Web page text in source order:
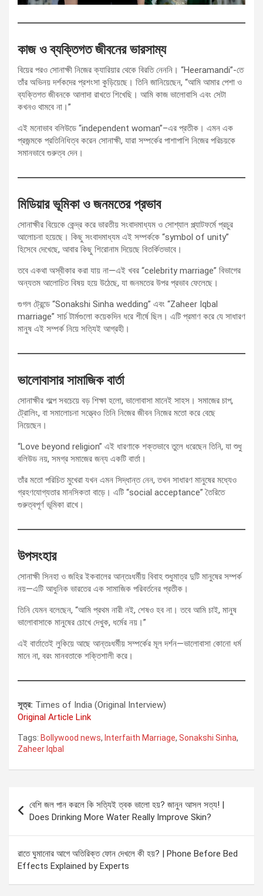
কাজ ও ব্যক্তিগত জীবনের ভারসাম্য
বিয়ের পরও সোনাক্ষী নিজের ক্যারিয়ার থেকে বিরতি নেননি। “Heeramandi”-তে
তাঁর অভিনয় দর্শকদের প্রশংসা কুড়িয়েছে। তিনি জানিয়েছেন, “আমি আমার পেশা ও
ব্যক্তিগত জীবনকে আলাদা রাখতে শিখেছি। আমি কাজ ভালোবাসি এবং সেটা
কখনও থামবে না।”
এই মনোভাব বলিউডে “independent woman”–এর প্রতীক। এমন এক
প্রজন্মকে প্রতিনিধিত্ব করেন সোনাক্ষী, যারা সম্পর্কের পাশাপাশি নিজের পরিচয়কে
সমানভাবে গুরুত্ব দেন।
মিডিয়ার ভূমিকা ও জনমতের প্রভাব
সোনাক্ষীর বিয়েকে কেন্দ্র করে ভারতীয় সংবাদমাধ্যম ও সোশ্যাল প্ল্যাটফর্মে প্রচুর
আলোচনা হয়েছে। কিছু সংবাদমাধ্যম এই সম্পর্ককে “symbol of unity”
হিসেবে দেখেছে, আবার কিছু শিরোনাম দিয়েছে বিতর্কিতভাবে।
তবে একথা অস্বীকার করা যায় না—এই খবর “celebrity marriage” বিভাগের
অন্যতম আলোচিত বিষয় হয়ে উঠেছে, যা জনমতের উপর প্রভাব ফেলেছে।
গুগল ট্রেন্ডে “Sonakshi Sinha wedding” এবং “Zaheer Iqbal
marriage” সার্চ টার্মগুলো কয়েকদিন ধরে শীর্ষে ছিল। এটি প্রমাণ করে যে সাধারণ
মানুষ এই সম্পর্ক নিয়ে সত্যিই আগ্রহী।
ভালোবাসার সামাজিক বার্তা
সোনাক্ষীর গল্পে সবচেয়ে বড় শিক্ষা হলো, ভালোবাসা মানেই সাহস। সমাজের চাপ,
ট্রোলিং, বা সমালোচনা সত্ত্বেও তিনি নিজের জীবন নিজের মতো করে বেছে
নিয়েছেন।
“Love beyond religion” এই ধারণাকে শক্তভাবে তুলে ধরেছেন তিনি, যা শুধু
বলিউড নয়, সমগ্র সমাজের জন্য একটি বার্তা।
তাঁর মতো পরিচিত মুখেরা যখন এমন সিদ্ধান্ত নেন, তখন সাধারণ মানুষের মধ্যেও
গ্রহণযোগ্যতার মানসিকতা বাড়ে। এটি “social acceptance” তৈরিতে
গুরুত্বপূর্ণ ভূমিকা রাখে।
উপসংহার
সোনাক্ষী সিনহা ও জহির ইকবালের আন্তঃধর্মীয় বিবাহ শুধুমাত্র দুটি মানুষের সম্পর্ক
নয়—এটি আধুনিক ভারতের এক সামাজিক পরিবর্তনের প্রতীক।
তিনি যেমন বলেছেন, “আমি প্রথম নারী নই, শেষও হব না। তবে আমি চাই, মানুষ
ভালোবাসাকে মানুষের চোখে দেখুক, ধর্মের নয়।”
এই বার্তাতেই লুকিয়ে আছে আন্তঃধর্মীয় সম্পর্কের মূল দর্শন—ভালোবাসা কোনো ধর্ম
মানে না, বরং মানবতাকে শক্তিশালী করে।
সূত্র: Times of India (Original Interview)
Original Article Link
Tags: Bollywood news, Interfaith Marriage, Sonakshi Sinha,
Zaheer Iqbal
navigation
বেশি জল পান করলে কি সত্যিই ত্বক ভালো হয়? জানুন আসল সত্য! |
Does Drinking More Water Really Improve Skin?
রাতে ঘুমানোর আগে অতিরিক্ত ফোন দেখলে কী হয়? | Phone Before Bed
Effects Explained by Experts